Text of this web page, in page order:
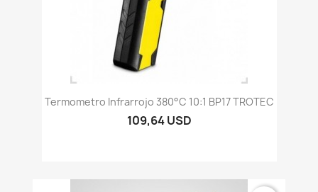
Termometro Infrarrojo 380°C 10:1 BP17 TROTEC
109,64 USD